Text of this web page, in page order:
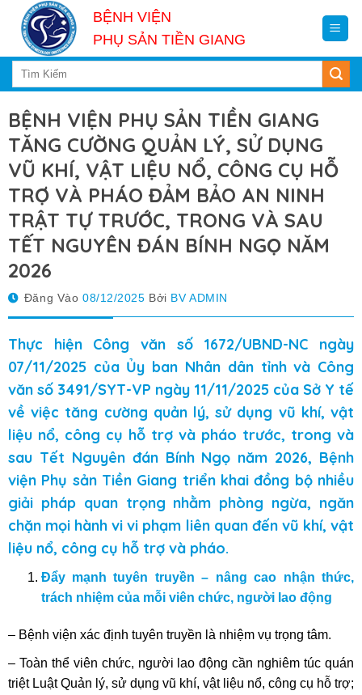
content
BỆNH VIỆN
PHỤ SẢN TIỀN GIANG
BỆNH VIỆN PHỤ SẢN TIỀN GIANG
TĂNG CƯỜNG QUẢN LÝ, SỬ DỤNG
VŨ KHÍ, VẬT LIỆU NỔ, CÔNG CỤ HỖ
TRỢ VÀ PHÁO ĐẢM BẢO AN NINH
TRẬT TỰ TRƯỚC, TRONG VÀ SAU
TẾT NGUYÊN ĐÁN BÍNH NGỌ NĂM
2026
Đăng Vào 08/12/2025 Bởi BV ADMIN
Thực hiện Công văn số 1672/UBND-NC ngày
07/11/2025 của Ủy ban Nhân dân tỉnh và Công
văn số 3491/SYT-VP ngày 11/11/2025 của Sở Y tế
về việc tăng cường quản lý, sử dụng vũ khí, vật
liệu nổ, công cụ hỗ trợ và pháo trước, trong và
sau Tết Nguyên đán Bính Ngọ năm 2026, Bệnh
viện Phụ sản Tiền Giang triển khai đồng bộ nhiều
giải pháp quan trọng nhằm phòng ngừa, ngăn
chặn mọi hành vi vi phạm liên quan đến vũ khí, vật
liệu nổ, công cụ hỗ trợ và pháo.
Đẩy mạnh tuyên truyền – nâng cao nhận thức,
trách nhiệm của mỗi viên chức, người lao động
– Bệnh viện xác định tuyên truyền là nhiệm vụ trọng tâm.
– Toàn thể viên chức, người lao động cần nghiêm túc quán
triệt Luật Quản lý, sử dụng vũ khí, vật liệu nổ, công cụ hỗ trợ;